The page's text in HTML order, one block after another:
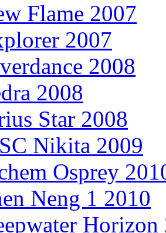
Flame 2007
2007
2008
2008
Star 2008
Nikita 2009
Osprey
Neng 1 2010
Horizon